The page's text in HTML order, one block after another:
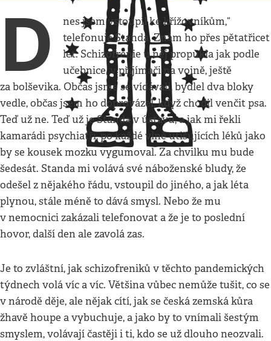
D
nes jsem vstoupil ke křížovníkům,“
telefonuje Standa. Znám ho přes pětatřicet
let. Schizofrenie u něj propukla jak podle
učebnice, v přijímači na vojně, ještě
za bolševika. Občas jsme se vídávali, bydlel dva bloky
vedle, občas jsem ho doprovázel, když chodil venčit psa.
Teď už ne. Teď už je Standa v ústavu, a jak mi řekli
kamarádi psychiatři, po každé vlně utišujících léků jako
by se kousek mozku vygumoval. Za chvilku mu bude
šedesát. Standa mi volává své náboženské bludy, že
odešel z nějakého řádu, vstoupil do jiného, a jak léta
plynou, stále méně to dává smysl. Nebo že mu
v nemocnici zakázali telefonovat a že je to poslední
hovor, další den ale zavolá zas.
Je to zvláštní, jak schizofreniků v těchto pandemických
týdnech volá víc a víc. Většina vůbec nemůže tušit, co se
v národě děje, ale nějak cítí, jak se česká zemská kůra
žhavě houpe a vybuchuje, a jako by to vnímali šestým
smyslem, volávají častěji i ti, kdo se už dlouho neozvali.